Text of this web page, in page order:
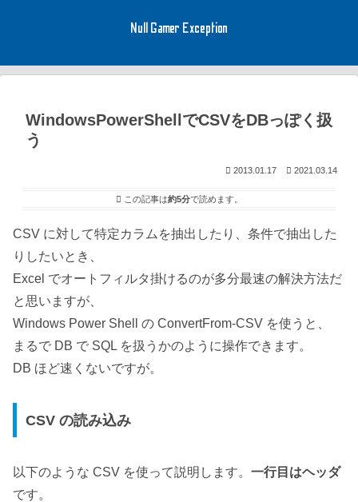
Null Gamer Exception
WindowsPowerShellでCSVをDBっぽく扱
う
2013.01.17 2021.03.14
この記事は約5分で読めます。
CSV に対して特定カラムを抽出したり、条件で抽出した
りしたいとき、
Excel でオートフィルタ掛けるのが多分最速の解決方法だ
と思いますが、
Windows Power Shell の ConvertFrom-CSV を使うと、
まるで DB で SQL を扱うかのように操作できます。
DB ほど速くないですが。
CSV の読み込み
以下のような CSV を使って説明します。 一行目はヘッダ
です。